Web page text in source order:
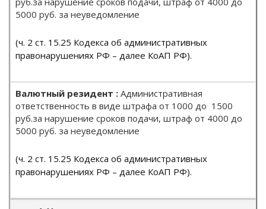
5000 руб. за неуведомление
(ч. 2 ст. 15.25 Кодекса об административных
правонарушениях РФ – далее КоАП РФ).
Административная
ответственность в виде штрафа от 1000 до 1500
руб.за нарушение сроков подачи, штраф от 4000 до
5000 руб. за неуведомление
(ч. 2 ст. 15.25 Кодекса об административных
правонарушениях РФ – далее КоАП РФ).